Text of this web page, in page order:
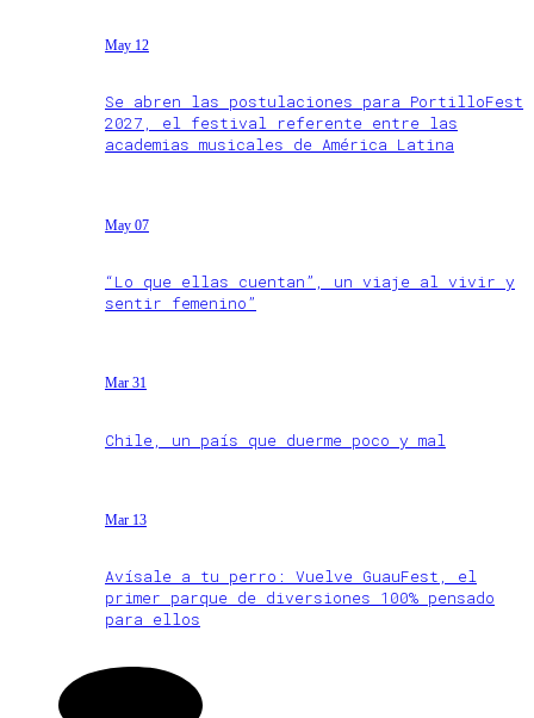
May 12
Se abren las postulaciones para PortilloFest
2027, el festival referente entre las
academias musicales de América Latina
May 07
“Lo que ellas cuentan”, un viaje al vivir y
sentir femenino”
Mar 31
Chile, un país que duerme poco y mal
Mar 13
Avísale a tu perro: Vuelve GuauFest, el
primer parque de diversiones 100% pensado
para ellos